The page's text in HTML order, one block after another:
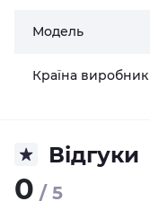
Модель
Країна виробник
Відгуки
0 / 5